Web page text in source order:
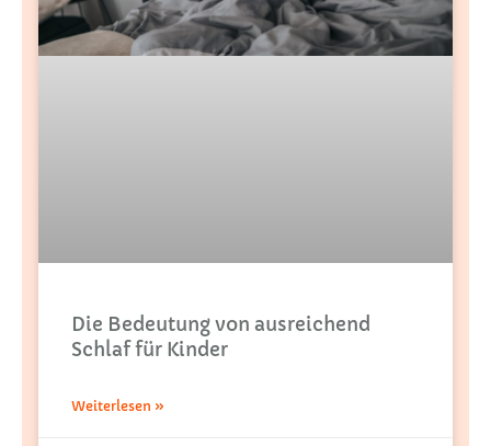
Die Bedeutung von ausreichend
Schlaf für Kinder
Weiterlesen »